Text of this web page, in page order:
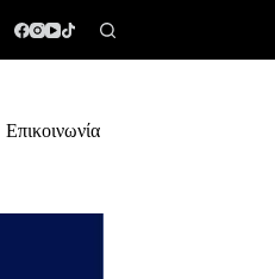
Επικοινωνία